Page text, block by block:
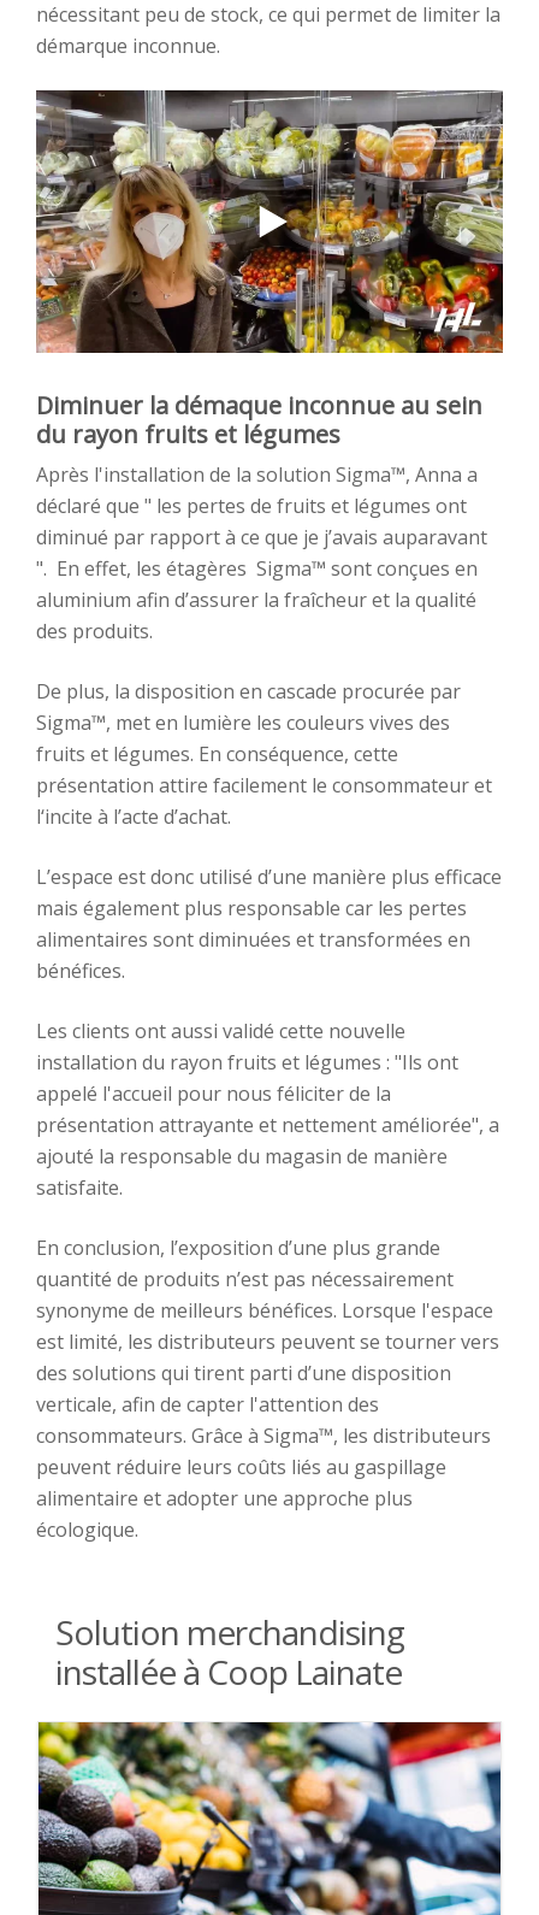
nécessitant peu de stock, ce qui permet de limiter la
démarque inconnue.
Diminuer la démaque inconnue au sein
du rayon fruits et légumes
Après l'installation de la solution Sigma™, Anna a
déclaré que " les pertes de fruits et légumes ont
diminué par rapport à ce que je j’avais auparavant
". En effet, les étagères Sigma™ sont conçues en
aluminium afin d’assurer la fraîcheur et la qualité
des produits.
De plus, la disposition en cascade procurée par
Sigma™, met en lumière les couleurs vives des
fruits et légumes. En conséquence, cette
présentation attire facilement le consommateur et
l‘incite à l’acte d’achat.
L’espace est donc utilisé d’une manière plus efficace
mais également plus responsable car les pertes
alimentaires sont diminuées et transformées en
bénéfices.
Les clients ont aussi validé cette nouvelle
installation du rayon fruits et légumes : "Ils ont
appelé l'accueil pour nous féliciter de la
présentation attrayante et nettement améliorée", a
ajouté la responsable du magasin de manière
satisfaite.
En conclusion, l’exposition d’une plus grande
quantité de produits n’est pas nécessairement
synonyme de meilleurs bénéfices. Lorsque l'espace
est limité, les distributeurs peuvent se tourner vers
des solutions qui tirent parti d’une disposition
verticale, afin de capter l'attention des
consommateurs. Grâce à Sigma™, les distributeurs
peuvent réduire leurs coûts liés au gaspillage
alimentaire et adopter une approche plus
écologique.
Solution merchandising
installée à Coop Lainate